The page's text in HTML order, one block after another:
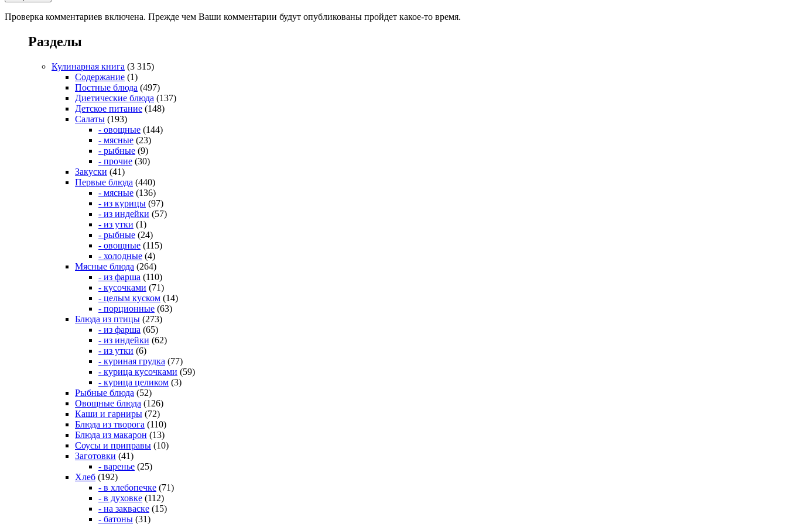
Проверка комментариев включена. Прежде чем Ваши комментарии будут опубликованы пройдет какое-то время.
Разделы
Кулинарная книга (3 315)
Содержание (1)
Постные блюда (497)
Диетические блюда (137)
Детское питание (148)
Салаты (193)
- овощные (144)
- мясные (23)
- рыбные (9)
- прочие (30)
Закуски (41)
Первые блюда (440)
- мясные (136)
- из курицы (97)
- из индейки (57)
- из утки (1)
- рыбные (24)
- овощные (115)
- холодные (4)
Мясные блюда (264)
- из фарша (110)
- кусочками (71)
- целым куском (14)
- порционные (63)
Блюда из птицы (273)
- из фарша (65)
- из индейки (62)
- из утки (6)
- куриная грудка (77)
- курица кусочками (59)
- курица целиком (3)
Рыбные блюда (52)
Овощные блюда (126)
Каши и гарниры (72)
Блюда из творога (110)
Блюда из макарон (13)
Соусы и приправы (10)
Заготовки (41)
- варенье (25)
Хлеб (192)
- в хлебопечке (71)
- в духовке (112)
- на закваске (15)
- батоны (31)